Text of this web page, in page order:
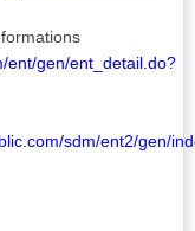
ent/gen/ent_detail.do?
sdm/ent2/gen/